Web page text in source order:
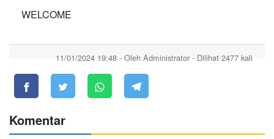
WELCOME
11/01/2024 19:48 - Oleh Administrator - Dilihat 2477 kali
Komentar